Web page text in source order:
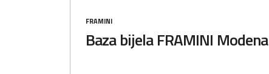
FRAMINI
Baza bijela FRAMINI Modena